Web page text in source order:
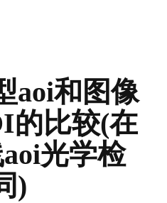
aoi和图像
的比较(在
光学检
)